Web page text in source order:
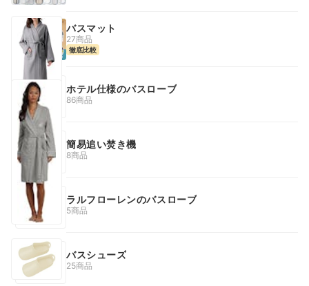
バスマット
27商品
徹底比較
ホテル仕様のバスローブ
86商品
簡易追い焚き機
8商品
ラルフローレンのバスローブ
5商品
バスシューズ
25商品